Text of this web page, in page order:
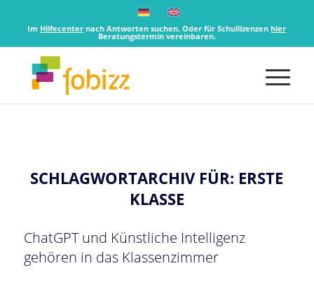
Im Hilfecenter nach Antworten suchen. Oder für Schullizenzenhier
Beratungstermin vereinbaren.
SCHLAGWORTARCHIV FÜR: ERSTE
KLASSE
ChatGPT und Künstliche Intelligenz
gehören in das Klassenzimmer